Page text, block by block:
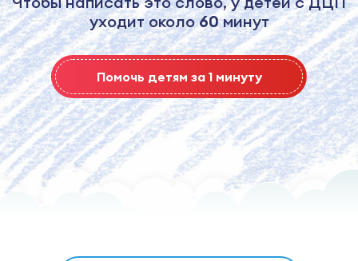
Простые детские радости становятся
сложными с детским церебральным
параличом
Помочь детям за 1 минуту